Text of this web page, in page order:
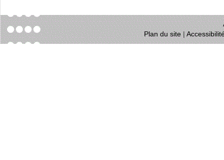
Plan du site|